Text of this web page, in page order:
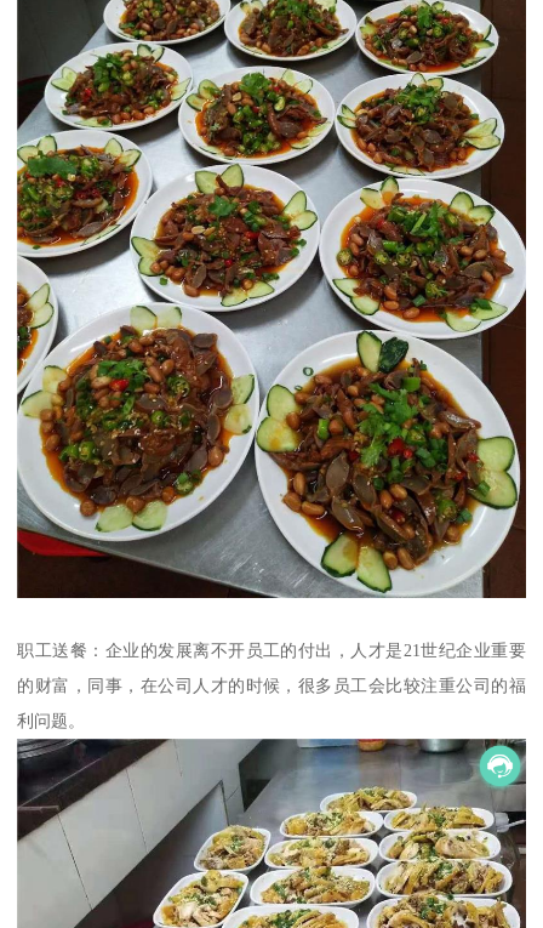
职工送餐：企业的发展离不开员工的付出，人才是21世纪企业重要
的财富，同事，在公司人才的时候，很多员工会比较注重公司的福
利问题。